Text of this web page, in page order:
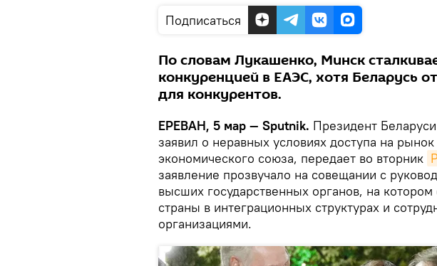
Подписаться
По словам Лукашенко, Минск
конкуренцией в ЕАЭС, хотя Беларусь
для конкурентов.
ЕРЕВАН, 5 мар — Sputnik. Президент
заявил о неравных условиях доступа на рынок
экономического союза, передает во вторник
заявление прозвучало на совещании с
высших государственных органов, на котором
страны в интеграционных структурах и
организациями.